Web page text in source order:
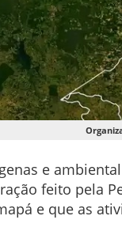
e
feito pela
e que as